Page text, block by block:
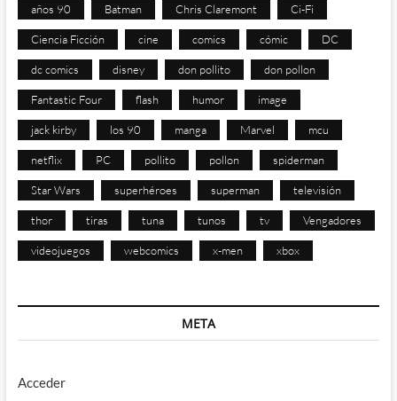
años 90 Batman Chris Claremont Ci-Fi
Ciencia Ficción cine comics cómic DC
dc comics disney don pollito don pollon
Fantastic Four flash humor image
jack kirby los 90 manga Marvel mcu
netflix PC pollito pollon spiderman
Star Wars superhéroes superman televisión
thor tiras tuna tunos tv Vengadores
videojuegos webcomics x-men xbox
META
Acceder